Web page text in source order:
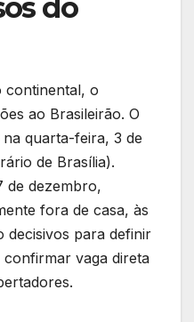
do
continental, o
ao Brasileirão. O
quarta-feira, 3 de
de Brasília).
de dezembro,
fora de casa, às
decisivos para definir
vaga direta